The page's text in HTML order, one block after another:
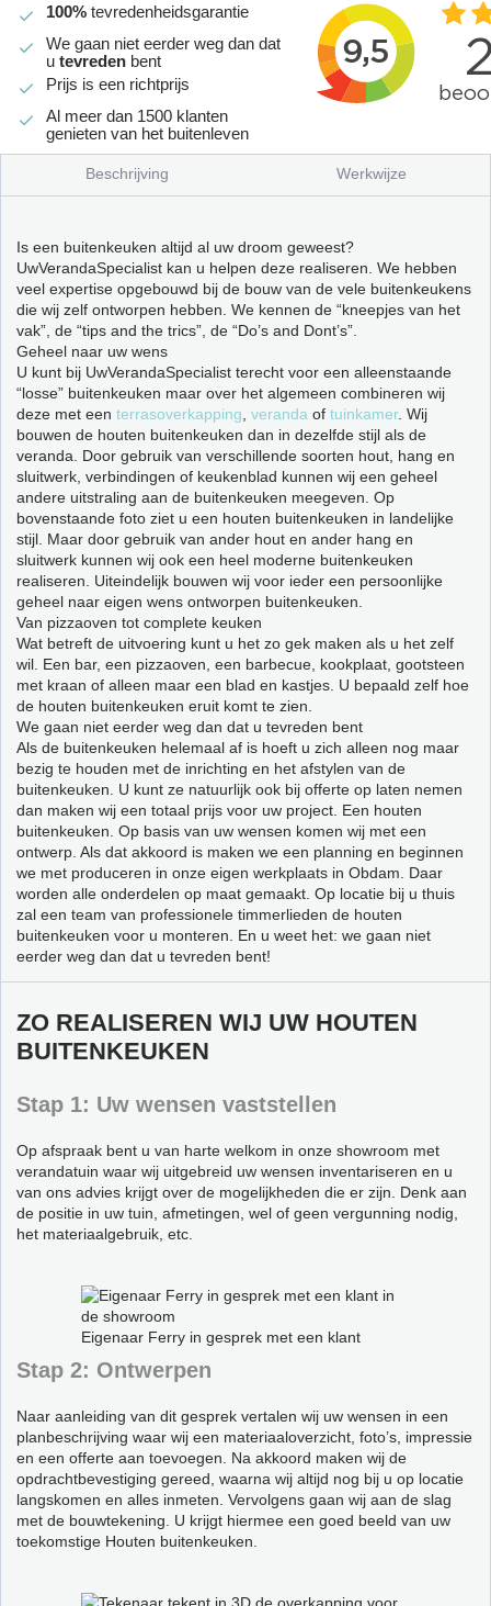
100% tevredenheidsgarantie
We gaan niet eerder weg dan dat
u tevreden bent
Prijs is een richtprijs
Al meer dan 1500 klanten
genieten van het buitenleven
Beschrijving Werkwijze
Is een buitenkeuken altijd al uw droom geweest?
UwVerandaSpecialist kan u helpen deze realiseren. We hebben
veel expertise opgebouwd bij de bouw van de vele buitenkeukens
die wij zelf ontworpen hebben. We kennen de “kneepjes van het
vak”, de “tips and the trics”, de “Do’s and Dont’s”.
Geheel naar uw wens
U kunt bij UwVerandaSpecialist terecht voor een alleenstaande
“losse” buitenkeuken maar over het algemeen combineren wij
deze met een terrasoverkapping, veranda of tuinkamer. Wij
bouwen de houten buitenkeuken dan in dezelfde stijl als de
veranda. Door gebruik van verschillende soorten hout, hang en
sluitwerk, verbindingen of keukenblad kunnen wij een geheel
andere uitstraling aan de buitenkeuken meegeven. Op
bovenstaande foto ziet u een houten buitenkeuken in landelijke
stijl. Maar door gebruik van ander hout en ander hang en
sluitwerk kunnen wij ook een heel moderne buitenkeuken
realiseren. Uiteindelijk bouwen wij voor ieder een persoonlijke
geheel naar eigen wens ontworpen buitenkeuken.
Van pizzaoven tot complete keuken
Wat betreft de uitvoering kunt u het zo gek maken als u het zelf
wil. Een bar, een pizzaoven, een barbecue, kookplaat, gootsteen
met kraan of alleen maar een blad en kastjes. U bepaald zelf hoe
de houten buitenkeuken eruit komt te zien.
We gaan niet eerder weg dan dat u tevreden bent
Als de buitenkeuken helemaal af is hoeft u zich alleen nog maar
bezig te houden met de inrichting en het afstylen van de
buitenkeuken. U kunt ze natuurlijk ook bij offerte op laten nemen
dan maken wij een totaal prijs voor uw project. Een houten
buitenkeuken. Op basis van uw wensen komen wij met een
ontwerp. Als dat akkoord is maken we een planning en beginnen
we met produceren in onze eigen werkplaats in Obdam. Daar
worden alle onderdelen op maat gemaakt. Op locatie bij u thuis
zal een team van professionele timmerlieden de houten
buitenkeuken voor u monteren. En u weet het: we gaan niet
eerder weg dan dat u tevreden bent!
ZO REALISEREN WIJ UW HOUTEN
BUITENKEUKEN
Stap 1: Uw wensen vaststellen
Op afspraak bent u van harte welkom in onze showroom met
verandatuin waar wij uitgebreid uw wensen inventariseren en u
van ons advies krijgt over de mogelijkheden die er zijn. Denk aan
de positie in uw tuin, afmetingen, wel of geen vergunning nodig,
het materiaalgebruik, etc.
Eigenaar Ferry in gesprek met een klant
Stap 2: Ontwerpen
Naar aanleiding van dit gesprek vertalen wij uw wensen in een
planbeschrijving waar wij een materiaaloverzicht, foto’s, impressie
en een offerte aan toevoegen. Na akkoord maken wij de
opdrachtbevestiging gereed, waarna wij altijd nog bij u op locatie
langskomen en alles inmeten. Vervolgens gaan wij aan de slag
met de bouwtekening. U krijgt hiermee een goed beeld van uw
toekomstige Houten buitenkeuken.